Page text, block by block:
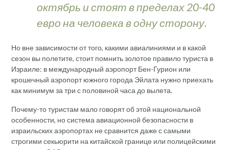
октябрь и стоят в пределах 20-40
евро на человека в одну сторону.
Но вне зависимости от того, какими авиалиниями и в какой
сезон вы полетите, стоит помнить золотое правило туриста в
Израиле: в международный аэропорт Бен-Гурион или
крошечный аэропорт южного города Эйлата нужно приехать
как минимум за три с половиной часа до вылета.
Почему-то туристам мало говорят об этой национальной
особенности, но система авиационной безопасности в
израильских аэропортах не сравнится даже с самыми
строгими секьюрити на китайской границе или полицейскими